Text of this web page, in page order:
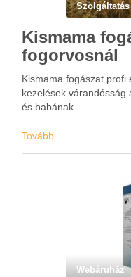
Szolgáltatás
Kismama
fogorvosnál
Kismama fogászat profi
kezelések várandósság
és babának.
Tovább
Webáruház